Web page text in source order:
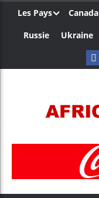
Les Pays Canada
Russie
Ukraine